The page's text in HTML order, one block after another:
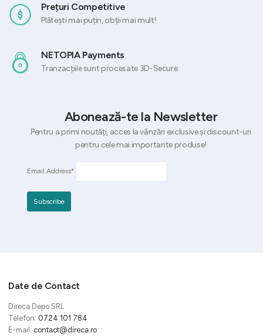
Prețuri Competitive
Plătești mai puțin, obții mai mult!
NETOPIA Payments
Tranzacțiile sunt procesate 3D-Secure
Abonează-te la Newsletter
Pentru a primi noutăți, acces la vânzări exclusive și discount-uri
pentru cele mai importante produse!
Email Address*
Date de Contact
Direca Depo SRL
Telefon: 0724 101 784
E-mail: contact@direca.ro